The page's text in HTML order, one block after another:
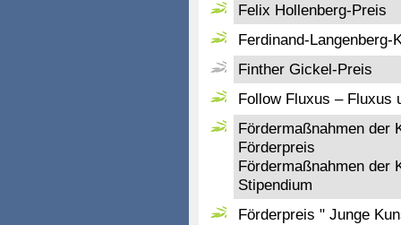
Felix Hollenberg-Preis
Ferdinand-
Finther Gickel-Preis
Follow Fluxus – Fluxus
Fördermaßnahmen der
Förderpreis
Fördermaßnahmen der
Stipendium
Förderpreis " Junge